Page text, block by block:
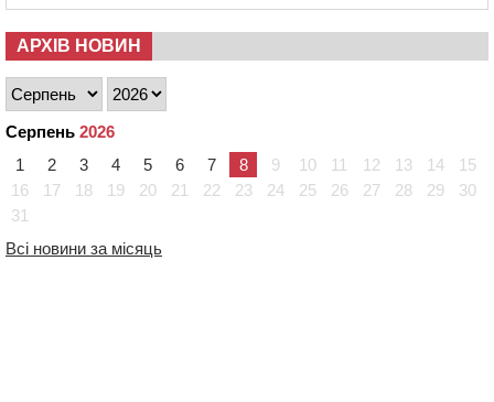
АРХІВ НОВИН
Серпень 2026
1
2 3 4 5 6 7 8 9 10 11 12 13 14
15
16
17 18 19 20 21 22 23 24 25 26 27 28 29
30
31
Всі новини за місяць